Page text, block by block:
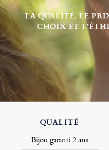
LA QUALITÉ, LE
CHOIX ET
QUALITÉ
Bijou garanti 2 ans